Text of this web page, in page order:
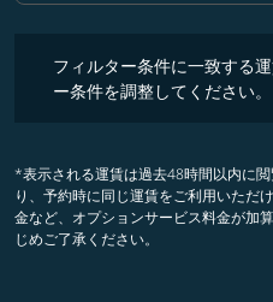
フィルター条件に一致する
ー条件を調整してください。
*表示される運賃は過去48時間以内に
り、予約時に同じ運賃をご利用いただ
金など、オプションサービス料金が加
じめご了承ください。